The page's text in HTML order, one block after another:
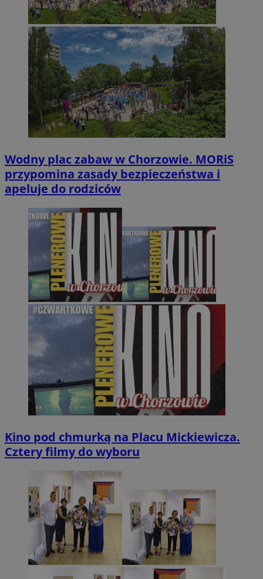
Wodny plac zabaw w Chorzowie. MORiS
przypomina zasady bezpieczeństwa i
apeluje do rodziców
Kino pod chmurką na Placu Mickiewicza.
Cztery filmy do wyboru